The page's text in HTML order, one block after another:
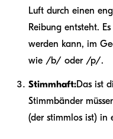
Luft durch einen
Reibung entsteht.
werden kann, im
wie /b/ oder /p/.
Stimmhaft:Das ist
Stimmbänder
(der stimmlos ist)